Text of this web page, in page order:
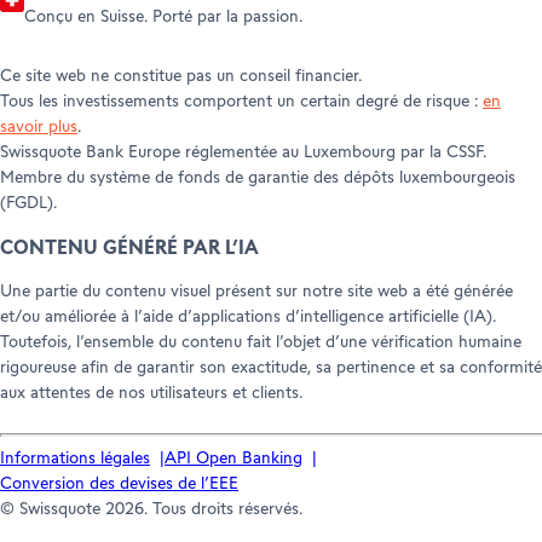
Conçu en Suisse. Porté par la passion.
Ce site web ne constitue pas un conseil financier.
Tous les investissements comportent un certain degré de risque : en
savoir plus.
Swissquote Bank Europe réglementée au Luxembourg par la CSSF.
Membre du système de fonds de garantie des dépôts luxembourgeois
(FGDL).
CONTENU GÉNÉRÉ PAR L’IA
Une partie du contenu visuel présent sur notre site web a été générée
et/ou améliorée à l’aide d’applications d’intelligence artificielle (IA).
Toutefois, l’ensemble du contenu fait l’objet d’une vérification humaine
rigoureuse afin de garantir son exactitude, sa pertinence et sa conformité
aux attentes de nos utilisateurs et clients.
Informations légales
API Open Banking
Conversion des devises de l’EEE
© Swissquote 2026. Tous droits réservés.